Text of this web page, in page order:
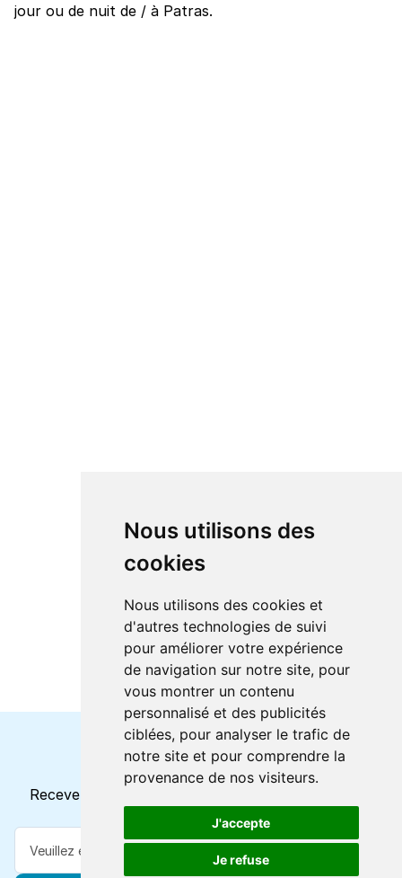
Nous utilisons des
cookies
Nous utilisons des cookies et
d'autres technologies de suivi
pour améliorer votre expérience
de navigation sur notre site, pour
vous montrer un contenu
personnalisé et des publicités
ciblées, pour analyser le trafic de
notre site et pour comprendre la
provenance de nos visiteurs.
J'accepte
Je refuse
jour ou de nuit de / à Patras.
Horaires et offres actuels
Recevez toutes les mises à jour dans votre e-mail